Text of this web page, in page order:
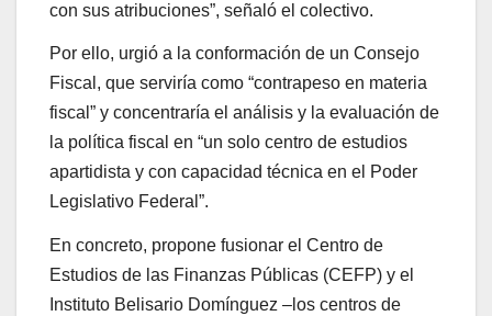
con sus atribuciones”, señaló el colectivo.
Por ello, urgió a la conformación de un Consejo
Fiscal, que serviría como “contrapeso en materia
fiscal” y concentraría el análisis y la evaluación de
la política fiscal en “un solo centro de estudios
apartidista y con capacidad técnica en el Poder
Legislativo Federal”.
En concreto, propone fusionar el Centro de
Estudios de las Finanzas Públicas (CEFP) y el
Instituto Belisario Domínguez –los centros de